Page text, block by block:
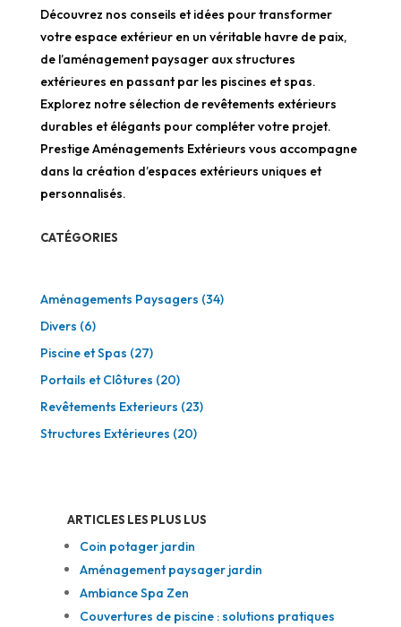
Découvrez nos conseils et idées pour transformer
votre espace extérieur en un véritable havre de paix,
de l’aménagement paysager aux structures
extérieures en passant par les piscines et spas.
Explorez notre sélection de revêtements extérieurs
durables et élégants pour compléter votre projet.
Prestige Aménagements Extérieurs vous accompagne
dans la création d’espaces extérieurs uniques et
personnalisés.
CATÉGORIES
Aménagements Paysagers (34)
Divers (6)
Piscine et Spas (27)
Portails et Clôtures (20)
Revêtements Exterieurs (23)
Structures Extérieures (20)
ARTICLES LES PLUS LUS
Coin potager jardin
Aménagement paysager jardin
Ambiance Spa Zen
Couvertures de piscine : solutions pratiques